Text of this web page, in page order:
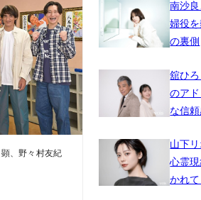
、野々村友紀
南沙
婦役
の裏側
舘ひ
のア
な信
山下
心霊
かれて